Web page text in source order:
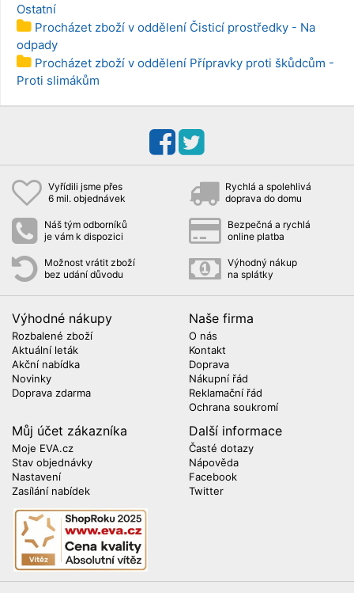
Ostatní
Procházet zboží v oddělení Čisticí prostředky - Na
odpady
Procházet zboží v oddělení Přípravky proti škůdcům -
Proti slimákům
Vyřídili jsme přes
6 mil. objednávek
Rychlá a spolehlivá
doprava do domu
Náš tým odborníků
je vám k dispozici
Bezpečná a rychlá
online platba
Možnost vrátit zboží
bez udání důvodu
Výhodný nákup
na splátky
Výhodné nákupy
Rozbalené zboží
Aktuální leták
Akční nabídka
Novinky
Doprava zdarma
Naše firma
O nás
Kontakt
Doprava
Nákupní řád
Reklamační řád
Ochrana soukromí
Můj účet zákazníka
Moje EVA.cz
Stav objednávky
Nastavení
Zasílání nabídek
Další informace
Časté dotazy
Nápověda
Facebook
Twitter